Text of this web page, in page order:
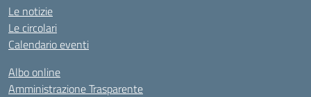
Le notizie
Le circolari
Calendario eventi
Albo online
Amministrazione Trasparente